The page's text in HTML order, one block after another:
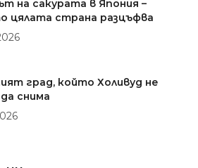
на сакурата в Япония –
цялата страна разцъфва
град, който Холивуд не
снима